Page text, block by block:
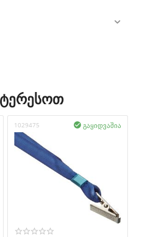
1029475 გაყიდვაშია
